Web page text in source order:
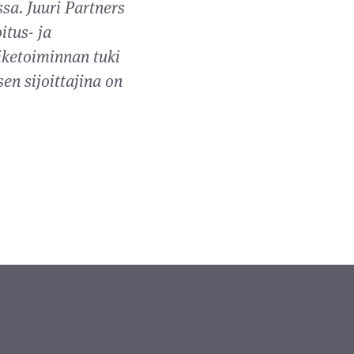
Juuri Partners
ja
tuki
sijoittajina on